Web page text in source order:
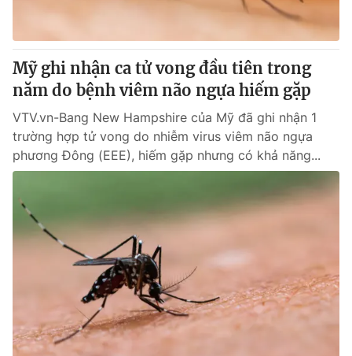
Thị trường 24h Tấm lòng Việt
VTV4 Vươn mình bằng AI
VTV9 VTV8
Liên hệ tòa soạn English
THỜI BÁO VTV
Theo dõi báo trên
Cơ quan chủ quản:Đài Truyền hình Việt Nam
Cơ quan báo chí:Thời báo VTV
Mỹ ghi nhận ca tử vong đầu tiên trong
năm do bệnh viêm não ngựa hiếm gặp
VTV.vn-Bang New Hampshire của Mỹ đã ghi nhận 1
trường hợp tử vong do nhiễm virus viêm não ngựa
phương Đông (EEE), hiếm gặp nhưng có khả năng...